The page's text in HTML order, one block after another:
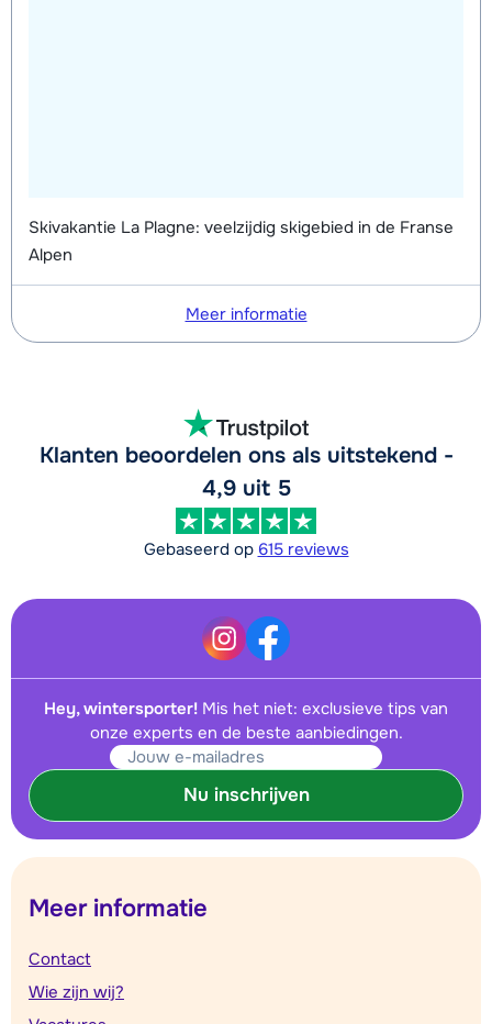
Skivakantie La Plagne: veelzijdig skigebied in de Franse
Alpen
Meer informatie
Klanten beoordelen ons als uitstekend -
4,9 uit 5
Gebaseerd op 615 reviews
Hey, wintersporter! Mis het niet: exclusieve tips van
onze experts en de beste aanbiedingen.
Nu inschrijven
Meer informatie
Contact
Wie zijn wij?